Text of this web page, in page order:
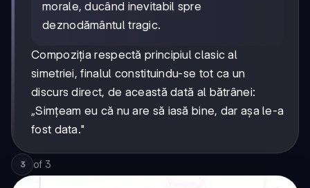
morale, ducând inevitabil spre
deznodământul tragic.
Compoziția respectă principiul clasic al
simetriei, finalul constituindu-se tot ca un
discurs direct, de această dată al bătrânei:
„Simțeam eu că nu are să iasă bine, dar așa le-a
fost data."
3 of 3